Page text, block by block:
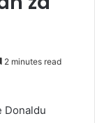
2 minutes read
Donaldu